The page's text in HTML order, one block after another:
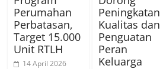
Perumahan
Perbatasan,
Target 15.000
Unit RTLH
14 April 2026
Peningkatan
Kualitas dan
Penguatan
Peran
Keluarga